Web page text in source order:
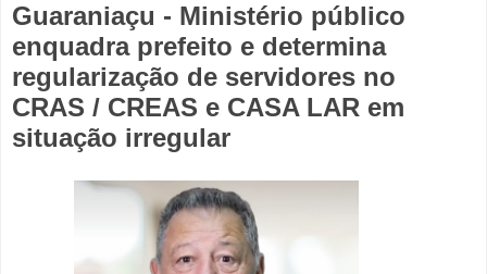
Guaraniaçu - Ministério público
enquadra prefeito e determina
regularização de servidores no
CRAS / CREAS e CASA LAR em
situação irregular